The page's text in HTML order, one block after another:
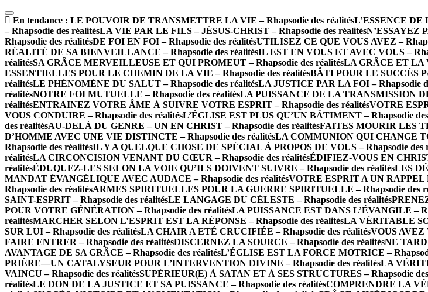
En tendance : LE POUVOIR DE TRANSMETTRE LA VIE – Rhapsodie des réalitésL’ESSENCE DE
– Rhapsodie des réalitésLA VIE PAR LE FILS – JÉSUS-CHRIST – Rhapsodie des réalitésN’ESSAYEZ
Rhapsodie des réalitésDE FOI EN FOI – Rhapsodie des réalitésUTILISEZ CE QUE VOUS AVEZ –
RÉALITÉ DE SA BIENVEILLANCE – Rhapsodie des réalitésIL EST EN VOUS ET AVEC VOUS –
réalitésSA GRÂCE MERVEILLEUSE ET QUI PROMEUT – Rhapsodie des réalitésLA GRÂCE ET LA
ESSENTIELLES POUR LE CHEMIN DE LA VIE – Rhapsodie des réalitésBÂTI POUR LE SUCCÈS
réalitésLE PHÉNOMÈNE DU SALUT – Rhapsodie des réalitésLA JUSTICE PAR LA FOI – Rhapsodie
réalitésNOTRE FOI MUTUELLE – Rhapsodie des réalitésLA PUISSANCE DE LA TRANSMISSION
réalitésENTRAINEZ VOTRE ÂME À SUIVRE VOTRE ESPRIT – Rhapsodie des réalitésVOTRE
VOUS CONDUIRE – Rhapsodie des réalitésL’ÉGLISE EST PLUS QU’UN BÂTIMENT – Rhapsodie
des réalitésAU-DELÀ DU GENRE – UN EN CHRIST – Rhapsodie des réalitésFAITES MOURIR LES
D’HOMME AVEC UNE VIE DISTINCTE – Rhapsodie des réalitésLA COMMUNION QUI CHANGE
Rhapsodie des réalitésIL Y A QUELQUE CHOSE DE SPÉCIAL À PROPOS DE VOUS – Rhapsodie des
réalitésLA CIRCONCISION VENANT DU CŒUR – Rhapsodie des réalitésÉDIFIEZ-VOUS EN
réalitésÉDUQUEZ-LES SELON LA VOIE QU’ILS DOIVENT SUIVRE – Rhapsodie des réalitésLES
MANDAT ÉVANGÉLIQUE AVEC AUDACE – Rhapsodie des réalitésVOTRE ESPRIT A UN RAPPEL
Rhapsodie des réalitésARMES SPIRITUELLES POUR LA GUERRE SPIRITUELLE – Rhapsodie des
SAINT-ESPRIT – Rhapsodie des réalitésLE LANGAGE DU CÉLESTE – Rhapsodie des réalités
POUR VOTRE GÉNÉRATION – Rhapsodie des réalitésLA PUISSANCE EST DANS L’ÉVANGILE –
réalitésMARCHER SELON L’ESPRIT EST LA RÉPONSE – Rhapsodie des réalitésLA VÉRITABLE
SUR LUI – Rhapsodie des réalitésLA CHAIR A ETÉ CRUCIFIÉE – Rhapsodie des réalitésVOUS AVEZ
FAIRE ENTRER – Rhapsodie des réalitésDISCERNEZ LA SOURCE – Rhapsodie des réalitésNE
AVANTAGE DE SA GRÂCE – Rhapsodie des réalitésL’ÉGLISE EST LA FORCE MOTRICE –
PRIÈRE—UN CATALYSEUR POUR L’INTERVENTION DIVINE – Rhapsodie des réalitésLA
VAINCU – Rhapsodie des réalitésSUPÉRIEUR(E) À SATAN ET À SES STRUCTURES – Rhapsodie
réalitésLE DON DE LA JUSTICE ET SA PUISSANCE – Rhapsodie des réalitésCOMPRENDRE LA